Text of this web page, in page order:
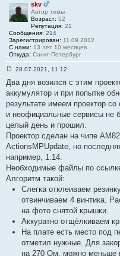
skv
Автор темы
Возраст: 52
Репутация: 21
Сообщения: 214
Зарегистрирован: 11.09.2012
С нами: 13 лет 10 месяцев
Откуда: Санкт-Петербург
о
б
щ
н
и
#
1
28.07.2021, 11:12
Два дня возился с этим
аккумулятор и при попытке
результате имеем проектор
и неофициальные сервисы не
целый день и прошил.
Проектор сделан на чипе
ActionsMPUpdate, но
например, 1.14.
Необходимые файлы по
Алгоритм такой:
Слегка отклеиваем
отвинчиваем 4 винтика.
на фото снятой крышки.
Аккуратно отщёлкиваем
На плате есть место под
отметил нужные. Для
на 270 Ом, можно меньше